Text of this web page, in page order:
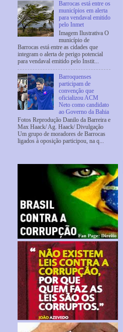
Barrocas está entre os
municípios em alerta
para vendaval emitido
pelo Inmet
Imagem Ilustrativa O
município de
Barrocas está entre as cidades que
integram o alerta de perigo potencial
para vendaval emitido pelo Instit...
Barroquenses
participam de
convenção que
oficializou ACM
Neto como candidato
ao Governo da Bahia
Fotos Reprodução Danilo da Barreira e
Max Haack/ Ag. Haack/ Divulgação
Um grupo de moradores de Barrocas
ligados à oposição participou, na q...